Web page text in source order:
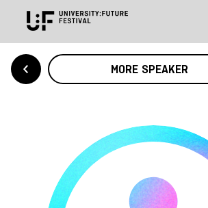
MORE SPEAKER